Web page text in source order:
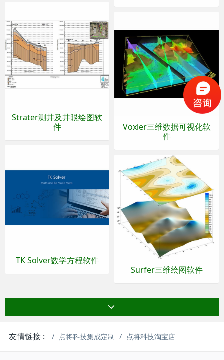
Strater测井及井眼绘图软
件
Voxler三维数据可视化软
件
TK Solver数学方程软件
Surfer三维绘图软件
友情链接 : 点将科技集成定制 点将科技淘宝店